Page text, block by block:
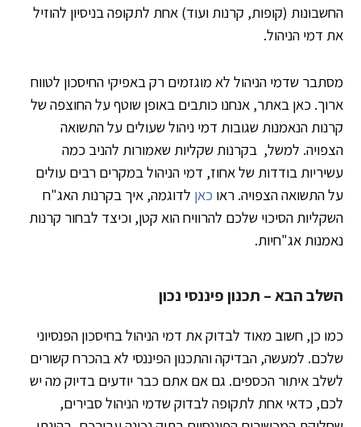
החשבונות (קופות, קרנות ועוד) אחת לתקופה בניסיון להוזיל
את דמי הניהול.
מסתבר שדמי הניהול לא מוגזמים רק באפיקי החיסכון לטווח
ארוך. כאן באתר, אנחנו כותבים באופן שוטף על החוצפה של
קרנות הנאמנות שגובות דמי ניהול שעולים על התשואה
הצפויה. למשל, בקרנות שקליות שאמורות להניב כמה
עשיריות בודדות של אחוז, דמי הניהול במקרים רבים עולים
על התשואה הצפויה. ראו כאן לדוגמה, איך בקרנות האג"ח
השקליות הסיכוי שלכם להרוויח הוא קטן, וכיצד לבחור קרנות
נאמנות אג"חיות.
השלב הבא – תכנון פיננסי נכון
כמו כן, חשוב מאוד לבדוק את דמי הניהול בחיסכון הפנסיוני
שלכם. למעשה, הבדיקה והתכנון הפיננסי לא בהכרח קשורים
לשלב איתור הכספים. גם אם אתם כבר יודעים בדיוק מה יש
לכם, כדאי אחת לתקופה לבדוק שדמי הניהול סבירים,